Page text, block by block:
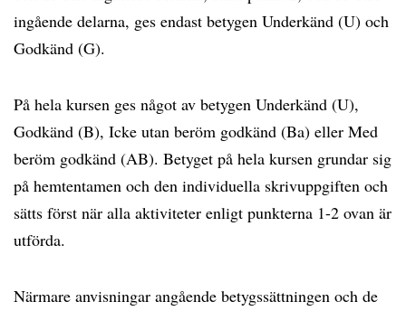
ingående delarna, ges endast betygen Underkänd (U) och
Godkänd (G).
På hela kursen ges något av betygen Underkänd (U),
Godkänd (B), Icke utan beröm godkänd (Ba) eller Med
beröm godkänd (AB). Betyget på hela kursen grundar sig
på hemtentamen och den individuella skrivuppgiften och
sätts först när alla aktiviteter enligt punkterna 1-2 ovan är
utförda.
Närmare anvisningar angående betygssättningen och de